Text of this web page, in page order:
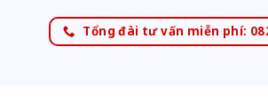
Tổng đài tư vấn miễn phí: